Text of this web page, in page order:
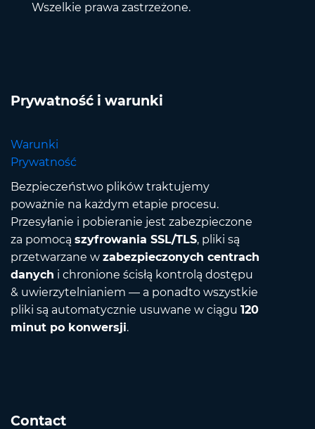
Wszelkie prawa zastrzeżone.
Prywatność i warunki
Warunki
Prywatność
Bezpieczeństwo plików traktujemy
poważnie na każdym etapie procesu.
Przesyłanie i pobieranie jest zabezpieczone
za pomocą szyfrowania SSL/TLS, pliki są
przetwarzane w zabezpieczonych centrach
danych i chronione ścisłą kontrolą dostępu
& uwierzytelnianiem — a ponadto wszystkie
pliki są automatycznie usuwane w ciągu 120
minut po konwersji.
Contact